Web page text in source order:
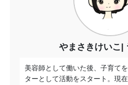
やまさきけいこ
美容師として働いた後、子育て
ターとして活動をスタート。現